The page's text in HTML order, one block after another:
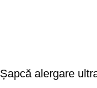
Șapcă alergare